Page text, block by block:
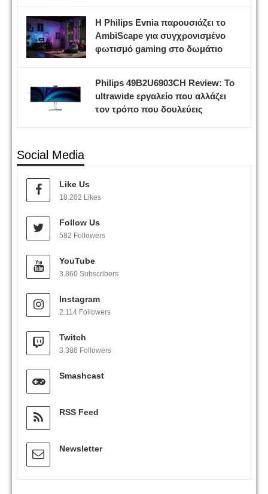
Η Philips Evnia παρουσιάζει το
AmbiScape για συγχρονισμένο
φωτισμό gaming στο δωμάτιο
Philips 49B2U6903CH Review: Το
ultrawide εργαλείο που αλλάζει
τον τρόπο που δουλεύεις
Social Media
Like Us
18.202 Likes
Follow Us
582 Followers
YouTube
3.860 Subscribers
Instagram
2.114 Followers
Twitch
3.386 Followers
Smashcast
RSS Feed
Newsletter